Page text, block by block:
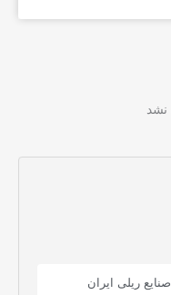
ریلی ایران
نشد